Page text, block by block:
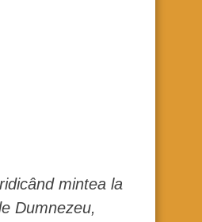
mintea la
Dumnezeu,